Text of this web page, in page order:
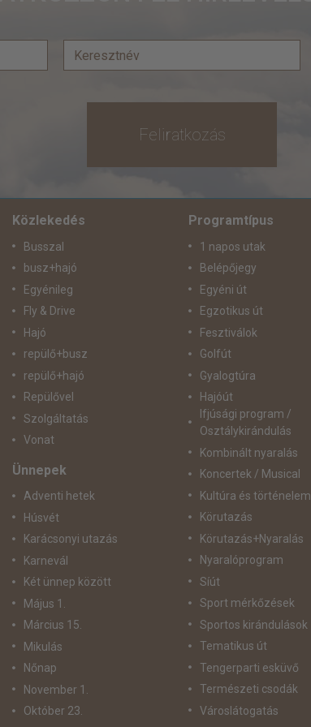
Feliratkozás
Közlekedés
Busszal
busz+hajó
Egyénileg
Fly & Drive
Hajó
repülő+busz
repülő+hajó
Repülővel
Szolgáltatás
Vonat
Ünnepek
Adventi hetek
Húsvét
Karácsonyi utazás
Karnevál
Két ünnep között
Május 1.
Március 15.
Mikulás
Nőnap
November 1.
Október 23.
Programtípus
1 napos utak
Belépőjegy
Egyéni út
Egzotikus út
Fesztiválok
Golfút
Gyalogtúra
Hajóút
Ifjúsági program /
Osztálykirándulás
Kombinált nyaralás
Koncertek / Musical
Kultúra és történelem
Körutazás
Körutazás+Nyaralás
Nyaralóprogram
Síút
Sport mérkőzések
Sportos kirándulások
Tematikus út
Tengerparti esküvő
Természeti csodák
Városlátogatás